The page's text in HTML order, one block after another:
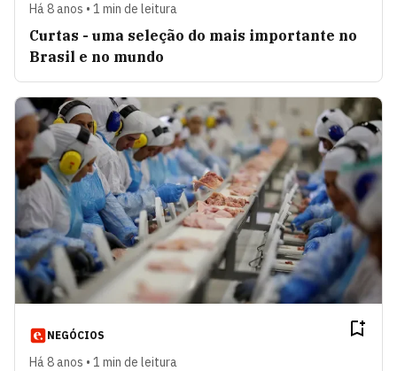
Há 8 anos • 1 min de leitura
Curtas - uma seleção do mais importante no
Brasil e no mundo
NEGÓCIOS
Há 8 anos • 1 min de leitura